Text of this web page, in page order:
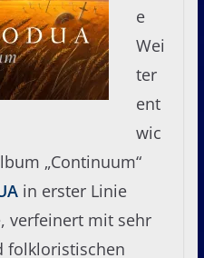
e
Wei
ter
ent
wic
„Continuum“
in erster Linie
verfeinert mit sehr
folkloristischen